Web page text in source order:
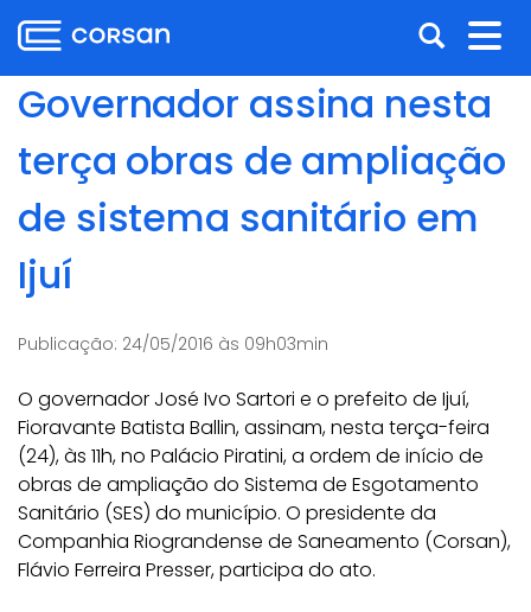
para
o
conteúdo
para
menu
para
para
o
conteúdo
Abrir
a
busca
Governador assina nesta
terça obras de ampliação
de sistema sanitário em
Ijuí
Publicação: 24/05/2016 às 09h03min
O governador José Ivo Sartori e o prefeito de Ijuí,
Fioravante Batista Ballin, assinam, nesta terça-feira
(24), às 11h, no Palácio Piratini, a ordem de início de
obras de ampliação do Sistema de Esgotamento
Sanitário (SES) do município. O presidente da
Companhia Riograndense de Saneamento (Corsan),
Flávio Ferreira Presser, participa do ato.